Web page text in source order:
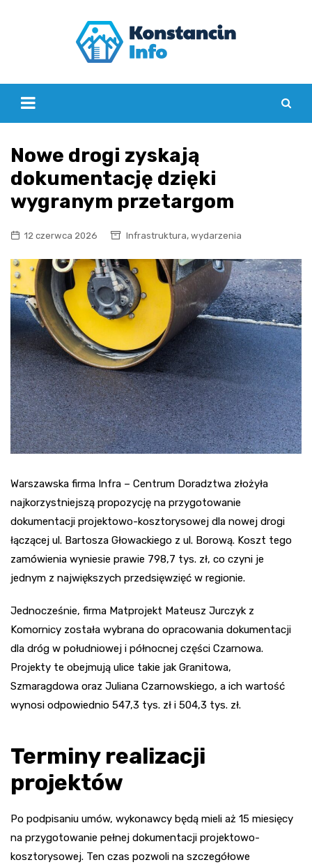
Nowe drogi zyskają
dokumentację dzięki
wygranym przetargom
12 czerwca 2026 Infrastruktura, wydarzenia
Warszawska firma Infra – Centrum Doradztwa złożyła
najkorzystniejszą propozycję na przygotowanie
dokumentacji projektowo-kosztorysowej dla nowej drogi
łączącej ul. Bartosza Głowackiego z ul. Borową. Koszt tego
zamówienia wyniesie prawie 798,7 tys. zł, co czyni je
jednym z największych przedsięwzięć w regionie.
Jednocześnie, firma Matprojekt Mateusz Jurczyk z
Komornicy została wybrana do opracowania dokumentacji
dla dróg w południowej i północnej części Czarnowa.
Projekty te obejmują ulice takie jak Granitowa,
Szmaragdowa oraz Juliana Czarnowskiego, a ich wartość
wynosi odpowiednio 547,3 tys. zł i 504,3 tys. zł.
Terminy realizacji
projektów
Po podpisaniu umów, wykonawcy będą mieli aż 15 miesięcy
na przygotowanie pełnej dokumentacji projektowo-
kosztorysowej. Ten czas pozwoli na szczegółowe